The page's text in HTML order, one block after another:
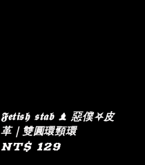
𝕱𝖊𝖙𝖎𝖘𝖍 𝖘𝖙𝖆𝖇 ♝ 惡僕⛧皮
革｜雙圓環頸環
Regular
NT$ 129